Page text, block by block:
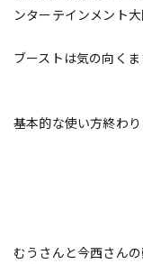
ンターテインメント
ブーストは気の向く
基本的な使い方終わ
むうさんと今西さん